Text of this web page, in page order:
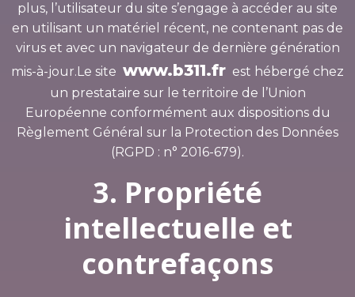
plus, l’utilisateur du site s’engage à accéder au site
en utilisant un matériel récent, ne contenant pas de
virus et avec un navigateur de dernière génération
mis-à-jour.Le site www.b311.fr est hébergé chez
un prestataire sur le territoire de l’Union
Européenne conformément aux dispositions du
Règlement Général sur la Protection des Données
(RGPD : n° 2016-679).
3. Propriété
intellectuelle et
contrefaçons